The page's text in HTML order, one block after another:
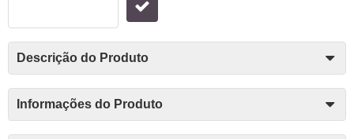
Descrição do Produto
Informações do Produto